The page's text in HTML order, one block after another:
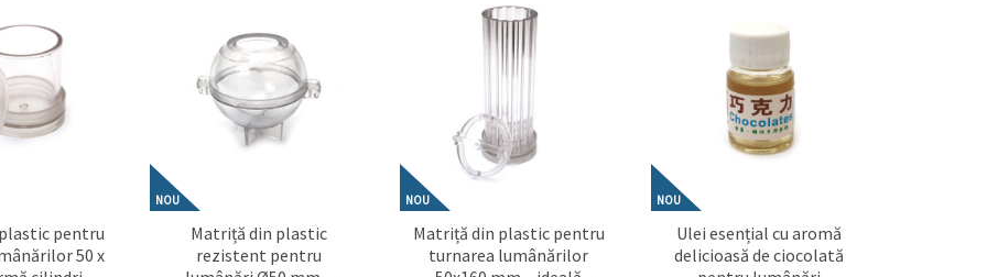
pentru
50 x
NOU
Matriță din plastic
rezistent pentru
NOU
Matriță din plastic pentru
turnarea lumânărilor
NOU
Ulei esențial cu aromă
delicioasă de ciocolată